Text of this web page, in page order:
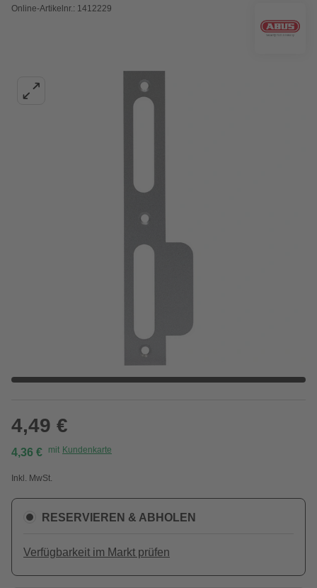
Online-Artikelnr.: 1412229
4,49 €
4,36 € mit Kundenkarte
Inkl. MwSt.
RESERVIEREN & ABHOLEN
Verfügbarkeit im Markt prüfen